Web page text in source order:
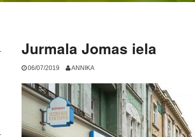
Jurmala Jomas iela
06/07/2019 ANNIKA